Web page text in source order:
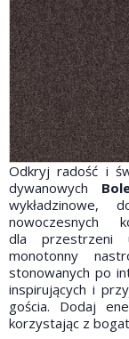
Odkryj radość i
dywanowych
wykładzinowe,
nowoczesnych
dla przestrzeni
monotonny
stonowanych po
inspirujących i
gościa. Dodaj
korzystając z